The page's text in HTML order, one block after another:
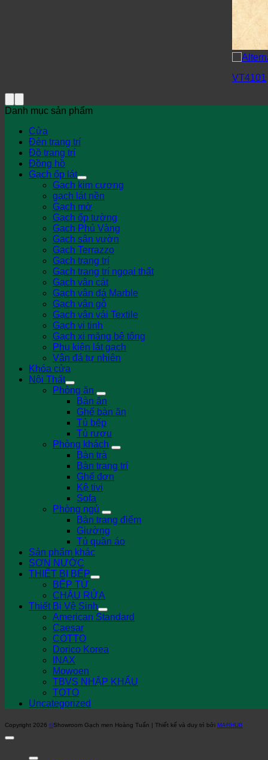
VT4101
Danh mục sản phẩm
Cửa
Đèn trang trí
Đồ trang trí
Đồng hồ
Gạch ốp lát
Gạch kim cương
gạch lát nền
Gạch mờ
Gạch ốp tường
Gạch Phủ Vàng
Gạch sân vườn
Gạch Terrazzo
Gạch trang trí
Gạch trang trí ngoại thất
Gạch vân cát
Gạch vân đá Marble
Gạch vân gỗ
Gạch vân vải Textile
Gạch vi tinh
Gạch xi măng bê tông
Phụ kiện lát gạch
Vân đá tự nhiên
Khóa cửa
Nội Thất
Phòng ăn
Bàn ăn
Ghế bàn ăn
Tủ bếp
Tủ rượu
Phòng khách
Bàn trà
Bàn trang trí
Ghế đơn
Kệ tivi
Sofa
Phòng ngủ
Bàn trang điểm
Giường
Tủ quần áo
Sản phẩm khác
SƠN NƯỚC
THIẾT BỊ BẾP
BẾP TỪ
CHẬU RỬA
Thiết Bị Vệ Sinh
American Standard
Caesar
COTTO
Dorico Korea
INAX
Mowoen
TBVS NHẬP KHẨU
TOTO
Uncategorized
Copyright 2026 ©Showroom Gạch men Hoàng Tuấn | Thiết kế và duy trì bởi MARHUB